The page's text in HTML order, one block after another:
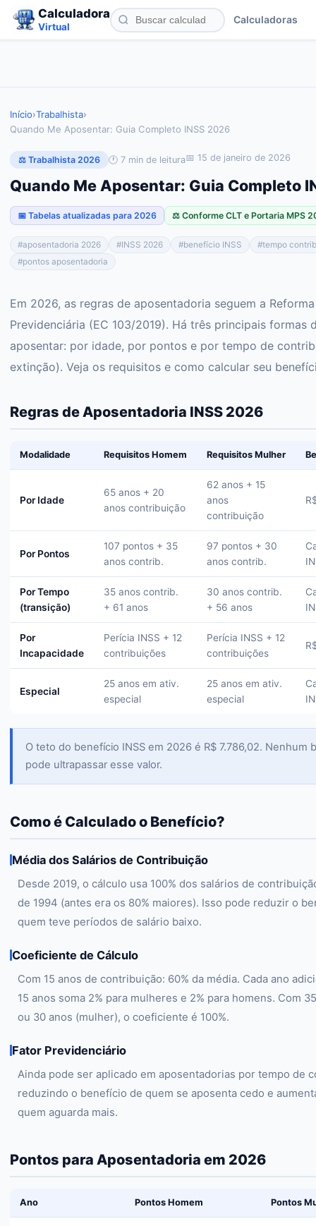
Calculadora
Virtual
Calculadoras
Início›Trabalhista›
Quando Me Aposentar: Guia Completo INSS 2026
⚖️ Trabalhista 2026 🕐 7 min de leitura📅 15 de janeiro de 2026
Quando Me Aposentar: Guia Completo
📅 Tabelas atualizadas para 2026 ⚖️ Conforme CLT e Portaria MPS
#aposentadoria 2026 #INSS 2026 #benefício INSS #tempo
#pontos aposentadoria
Em 2026, as regras de aposentadoria seguem a Reforma
Previdenciária (EC 103/2019). Há três principais formas
aposentar: por idade, por pontos e por tempo de
extinção). Veja os requisitos e como calcular seu
Regras de Aposentadoria INSS 2026
Modalidade Requisitos Homem Requisitos Mulher
Por Idade
65 anos + 20
anos contribuição
62 anos + 15
anos
contribuição
Por Pontos
107 pontos + 35
anos contrib.
97 pontos + 30
anos contrib.
Por Tempo
(transição)
35 anos contrib.
+ 61 anos
30 anos contrib.
+ 56 anos
Por
Incapacidade
Perícia INSS + 12
contribuições
Perícia INSS + 12
contribuições
Especial
25 anos em ativ.
especial
25 anos em ativ.
especial
O teto do benefício INSS em 2026 é R$ 7.786,02. Nenhum
pode ultrapassar esse valor.
Como é Calculado o Benefício?
Média dos Salários de Contribuição
Desde 2019, o cálculo usa 100% dos salários de
de 1994 (antes era os 80% maiores). Isso pode reduzir o
quem teve períodos de salário baixo.
Coeficiente de Cálculo
Com 15 anos de contribuição: 60% da média. Cada ano
15 anos soma 2% para mulheres e 2% para homens. Com
ou 30 anos (mulher), o coeficiente é 100%.
Fator Previdenciário
Ainda pode ser aplicado em aposentadorias por tempo de
reduzindo o benefício de quem se aposenta cedo e
quem aguarda mais.
Pontos para Aposentadoria em 2026
Ano Pontos Homem Pontos